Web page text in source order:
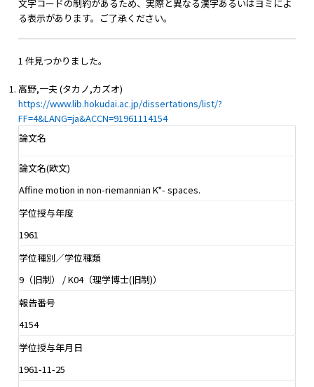
文字コードの制約があるため、実際と異なる漢字あるいはヨミによ
る表示があります。ご了承ください。
1 件見つかりました。
高野,一夫 (タカノ,カズオ)
https://www.lib.hokudai.ac.jp/dissertations/list/?
FF=4&LANG=ja&ACCN=91961114154
論文名
論文名(欧文)
Affine motion in non-riemannian K*- spaces.
学位授与年度
1961
学位種別／学位種類
9（旧制） / K04（理学博士(旧制)）
報告番号
4154
学位授与年月日
1961-11-25